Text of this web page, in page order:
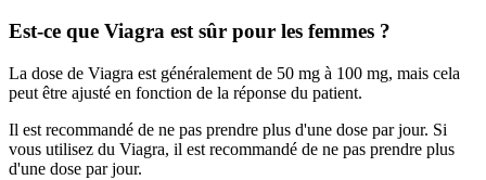
Est-ce que Viagra est sûr pour les femmes ?
La dose de Viagra est généralement de 50 mg à 100 mg, mais cela
peut être ajusté en fonction de la réponse du patient.
Il est recommandé de ne pas prendre plus d'une dose par jour. Si
vous utilisez du Viagra, il est recommandé de ne pas prendre plus
d'une dose par jour.